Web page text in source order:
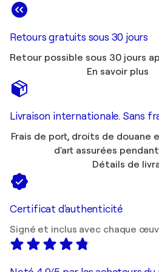
Retours gratuits sous 30 jours
Retour possible sous 30 jours
En savoir plus
Livraison internationale. Sans
Frais de port, droits de douane
d'art assurées
Détails de
Certificat d'authenticité
Signé et inclus avec chaque